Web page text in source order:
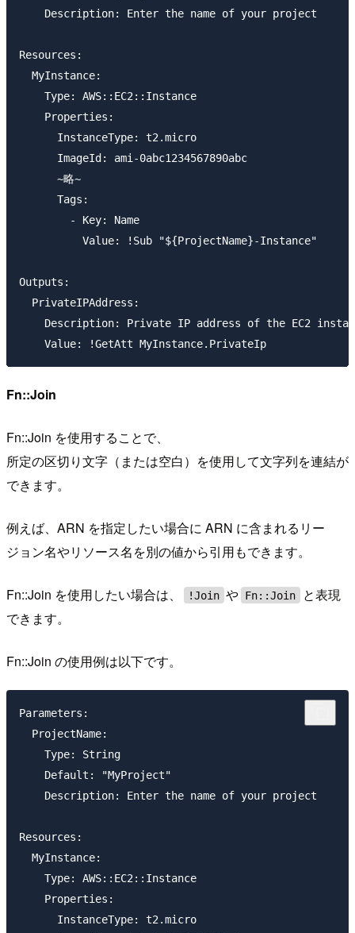
    Description: Enter the name of your project
Resources:
  MyInstance:
    Type: AWS::EC2::Instance
    Properties:
      InstanceType: t2.micro
      ImageId: ami-0abc1234567890abc
      ~略~
      Tags:
        - Key: Name
          Value: !Sub "${ProjectName}-Instance"
Outputs:
  PrivateIPAddress:
Description: Private IP address of the EC2
Fn::Join
Fn::Join を使用することで、
所定の区切り文字（または空白）を使用して文字列を連結が
できます。
例えば、ARN を指定したい場合に ARN に含まれるリー
ジョン名やリソース名を別の値から引用もできます。
Fn::Join を使用したい場合は、 !Join や Fn::Join
と表現
できます。
Fn::Join の使用例は以下です。
Parameters:
  ProjectName:
    Type: String
    Default: "MyProject"
    Description: Enter the name of your project
Resources:
  MyInstance:
    Type: AWS::EC2::Instance
    Properties:
      InstanceType: t2.micro